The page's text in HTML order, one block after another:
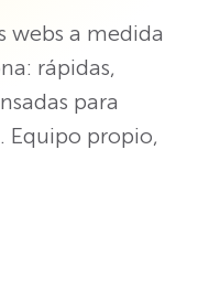
webs a medida
rápidas,
para
Equipo propio,